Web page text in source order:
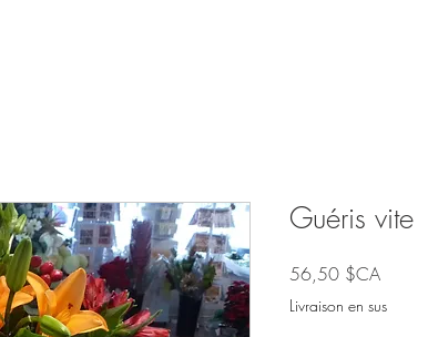
Guéris vite
56,50 $CAPrix
Livraison en sus